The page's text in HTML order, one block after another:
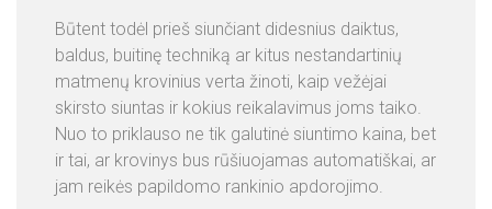
Būtent todėl prieš siunčiant didesnius daiktus,
baldus, buitinę techniką ar kitus nestandartinių
matmenų krovinius verta žinoti, kaip vežėjai
skirsto siuntas ir kokius reikalavimus joms taiko.
Nuo to priklauso ne tik galutinė siuntimo kaina, bet
ir tai, ar krovinys bus rūšiuojamas automatiškai, ar
jam reikės papildomo rankinio apdorojimo.